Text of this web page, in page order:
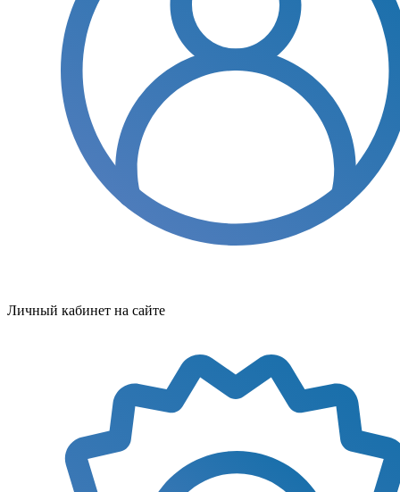
Личный кабинет на сайте